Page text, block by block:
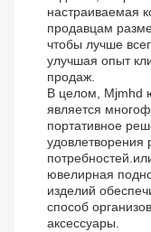
настраиваемая
продавцам
чтобы лучше
улучшая опыт
продаж.
В целом, Mjmhd
является
портативное
удовлетворения
ювелирная
изделий
способ
аксессуары.